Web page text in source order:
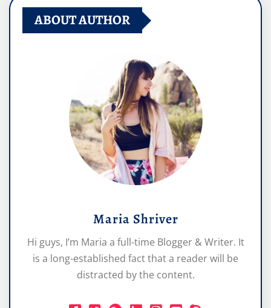
ABOUT AUTHOR
Maria Shriver
Hi guys, I’m Maria a full-time Blogger & Writer. It
is a long-established fact that a reader will be
distracted by the content.